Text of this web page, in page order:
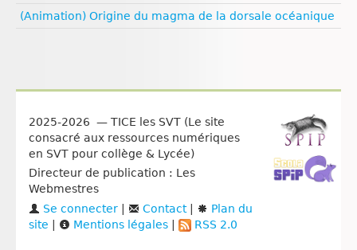
(Animation) Origine du magma de la dorsale océanique
2025-2026 — TICE les SVT (Le site
consacré aux ressources numériques
en SVT pour collège & Lycée)
Directeur de publication : Les
Webmestres
Se connecter | Contact|
Plan du
site | Mentions légales | RSS 2.0